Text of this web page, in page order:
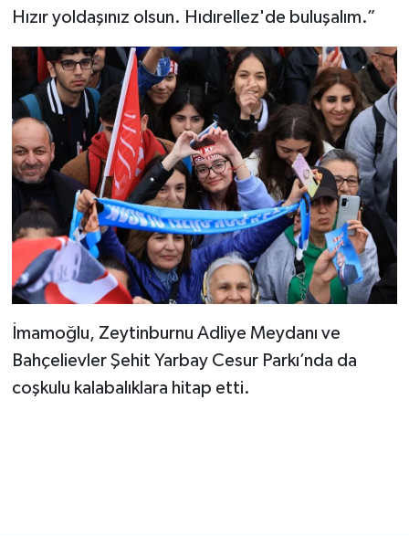
Hızır yoldaşınız olsun. Hıdırellez'de buluşalım.”
İmamoğlu, Zeytinburnu Adliye Meydanı ve
Bahçelievler Şehit Yarbay Cesur Parkı’nda da
coşkulu kalabalıklara hitap etti.